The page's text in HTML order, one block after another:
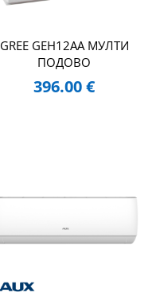
GREE GEH12AA МУЛТИ
ПОДОВО
396.00€